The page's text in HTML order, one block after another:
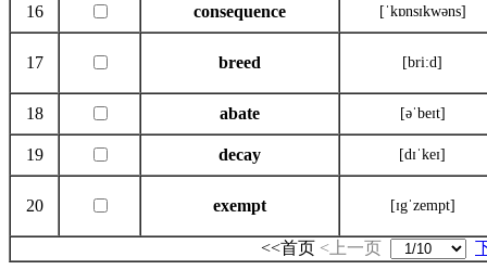
16 consequence [ˈkɒnsɪkwəns]
17 breed [bri:d]
18 abate [əˈbeɪt]
19 decay [dɪˈkeɪ]
20 exempt [ɪgˈzempt]
<<首页 <上一页